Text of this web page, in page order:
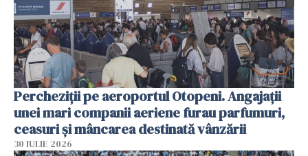
Percheziții pe aeroportul Otopeni. Angajații
unei mari companii aeriene furau parfumuri,
ceasuri și mâncarea destinată vânzării
30 IULIE 2026